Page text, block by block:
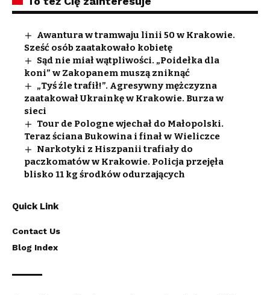
Awantura w tramwaju linii 50 w Krakowie.
Sześć osób zaatakowało kobietę
Sąd nie miał wątpliwości. „Poidełka dla
koni” w Zakopanem muszą zniknąć
„Tyś źle trafił!”. Agresywny mężczyzna
zaatakował Ukrainkę w Krakowie. Burza w
sieci
Tour de Pologne wjechał do Małopolski.
Teraz ściana Bukowina i finał w Wieliczce
Narkotyki z Hiszpanii trafiały do
paczkomatów w Krakowie. Policja przejęła
blisko 11 kg środków odurzających
Quick Link
Contact Us
Blog Index